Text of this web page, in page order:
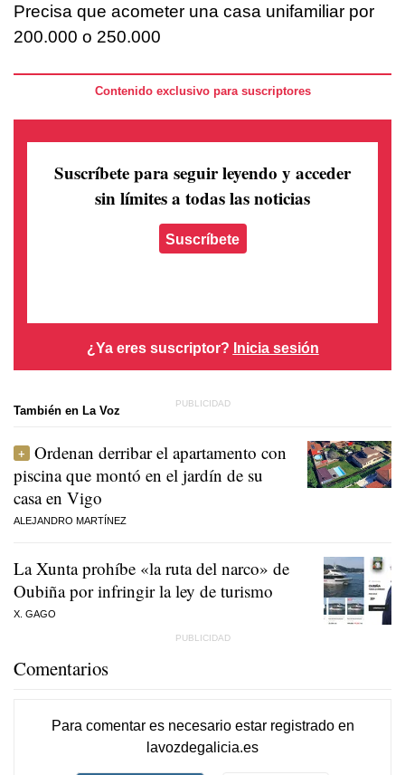
Precisa que acometer una casa unifamiliar por
200.000 o 250.000
Contenido exclusivo para suscriptores
Suscríbete para seguir leyendo y acceder
sin límites a todas las noticias
Suscríbete
¿Ya eres suscriptor? Inicia sesión
También en La Voz
Ordenan derribar el apartamento con
piscina que montó en el jardín de su
casa en Vigo
ALEJANDRO MARTÍNEZ
La Xunta prohíbe «la ruta del narco» de
Oubiña por infringir la ley de turismo
X. GAGO
Comentarios
Para comentar es necesario estar registradoen
lavozdegalicia.es